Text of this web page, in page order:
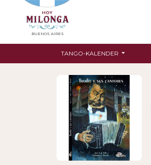
BUENOS AIRES
TANGO-KALENDER